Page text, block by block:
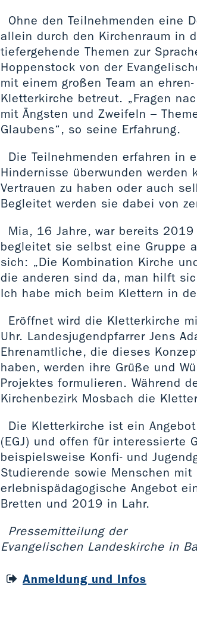
Ohne den Teilnehmenden eine
allein durch den Kirchenraum in
tiefergehende Themen zur
Hoppenstock von der
mit einem großen Team an
Kletterkirche betreut. „Fragen
mit Ängsten und Zweifeln –
Glaubens“, so seine Erfahrung.
Die Teilnehmenden erfahren in
Hindernisse überwunden werden
Vertrauen zu haben oder auch
Begleitet werden sie dabei von
Mia, 16 Jahre, war bereits
begleitet sie selbst eine Gruppe
sich: „Die Kombination Kirche
die anderen sind da, man hilft
Ich habe mich beim Klettern in
Eröffnet wird die Kletterkirche
Uhr. Landesjugendpfarrer Jens
Ehrenamtliche, die dieses
haben, werden ihre Grüße und
Projektes formulieren. Während
Kirchenbezirk Mosbach die
Die Kletterkirche ist ein
(EGJ) und offen für interessierte
beispielsweise Konfi- und
Studierende sowie Menschen
erlebnispädagogische Angebot
Bretten und 2019 in Lahr.
Pressemitteilung der
Evangelischen Landeskirche in
Anmeldung und Infos